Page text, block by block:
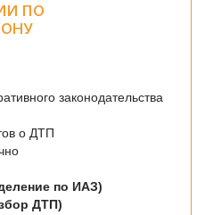
ПО
законодательства
о ДТП
по ИАЗ)
ДТП)